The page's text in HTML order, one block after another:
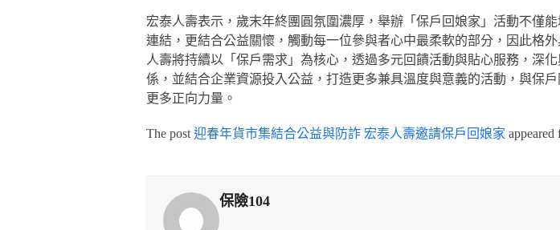
宏泰人壽表示，歲末年終團圓氛圍濃厚，舉辦「保戶回娘家」活動不僅
連結，更結合公益關懷，觸動每一位參與者心中最柔軟的部分，因此格
人壽將持續以「保戶需求」為核心，透過多元回饋活動與貼心服務，深
係，並結合企業資源投入公益，打造更多兼具溫度與意義的活動，與保
更多正向力量。
The post 迎春年貨市集結合公益與防詐 宏泰人壽邀請保戶回娘家 appeared
保險104